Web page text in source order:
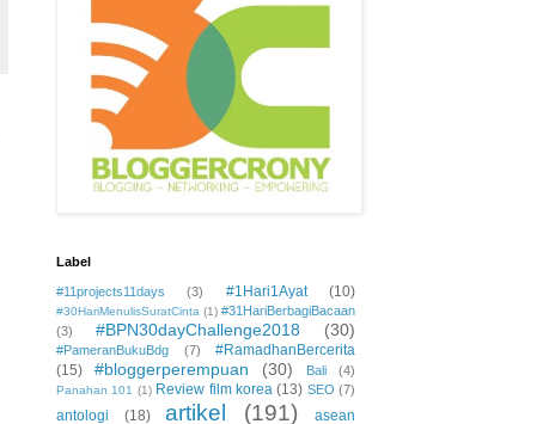
Label
#11projects11days (3) #1Hari1Ayat (10)
#30HariMenulisSuratCinta (1) #31HariBerbagiBacaan
(3)
#BPN30dayChallenge2018 (30)
#PameranBukuBdg (7)
#RamadhanBercerita
(15)
#bloggerperempuan (30) Bali (4)
Panahan 101 (1) Review film korea (13) SEO (7)
antologi (18) artikel (191)
asean